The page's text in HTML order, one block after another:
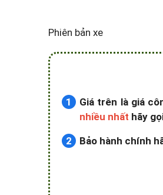
Phiên bản xe
Giá trên là giá
nhiều nhất hãy
Bảo hành chính